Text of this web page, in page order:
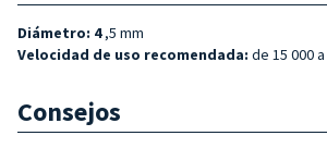
Diámetro: 4,5 mm
Velocidad de uso recomendada: de 15 000
Consejos